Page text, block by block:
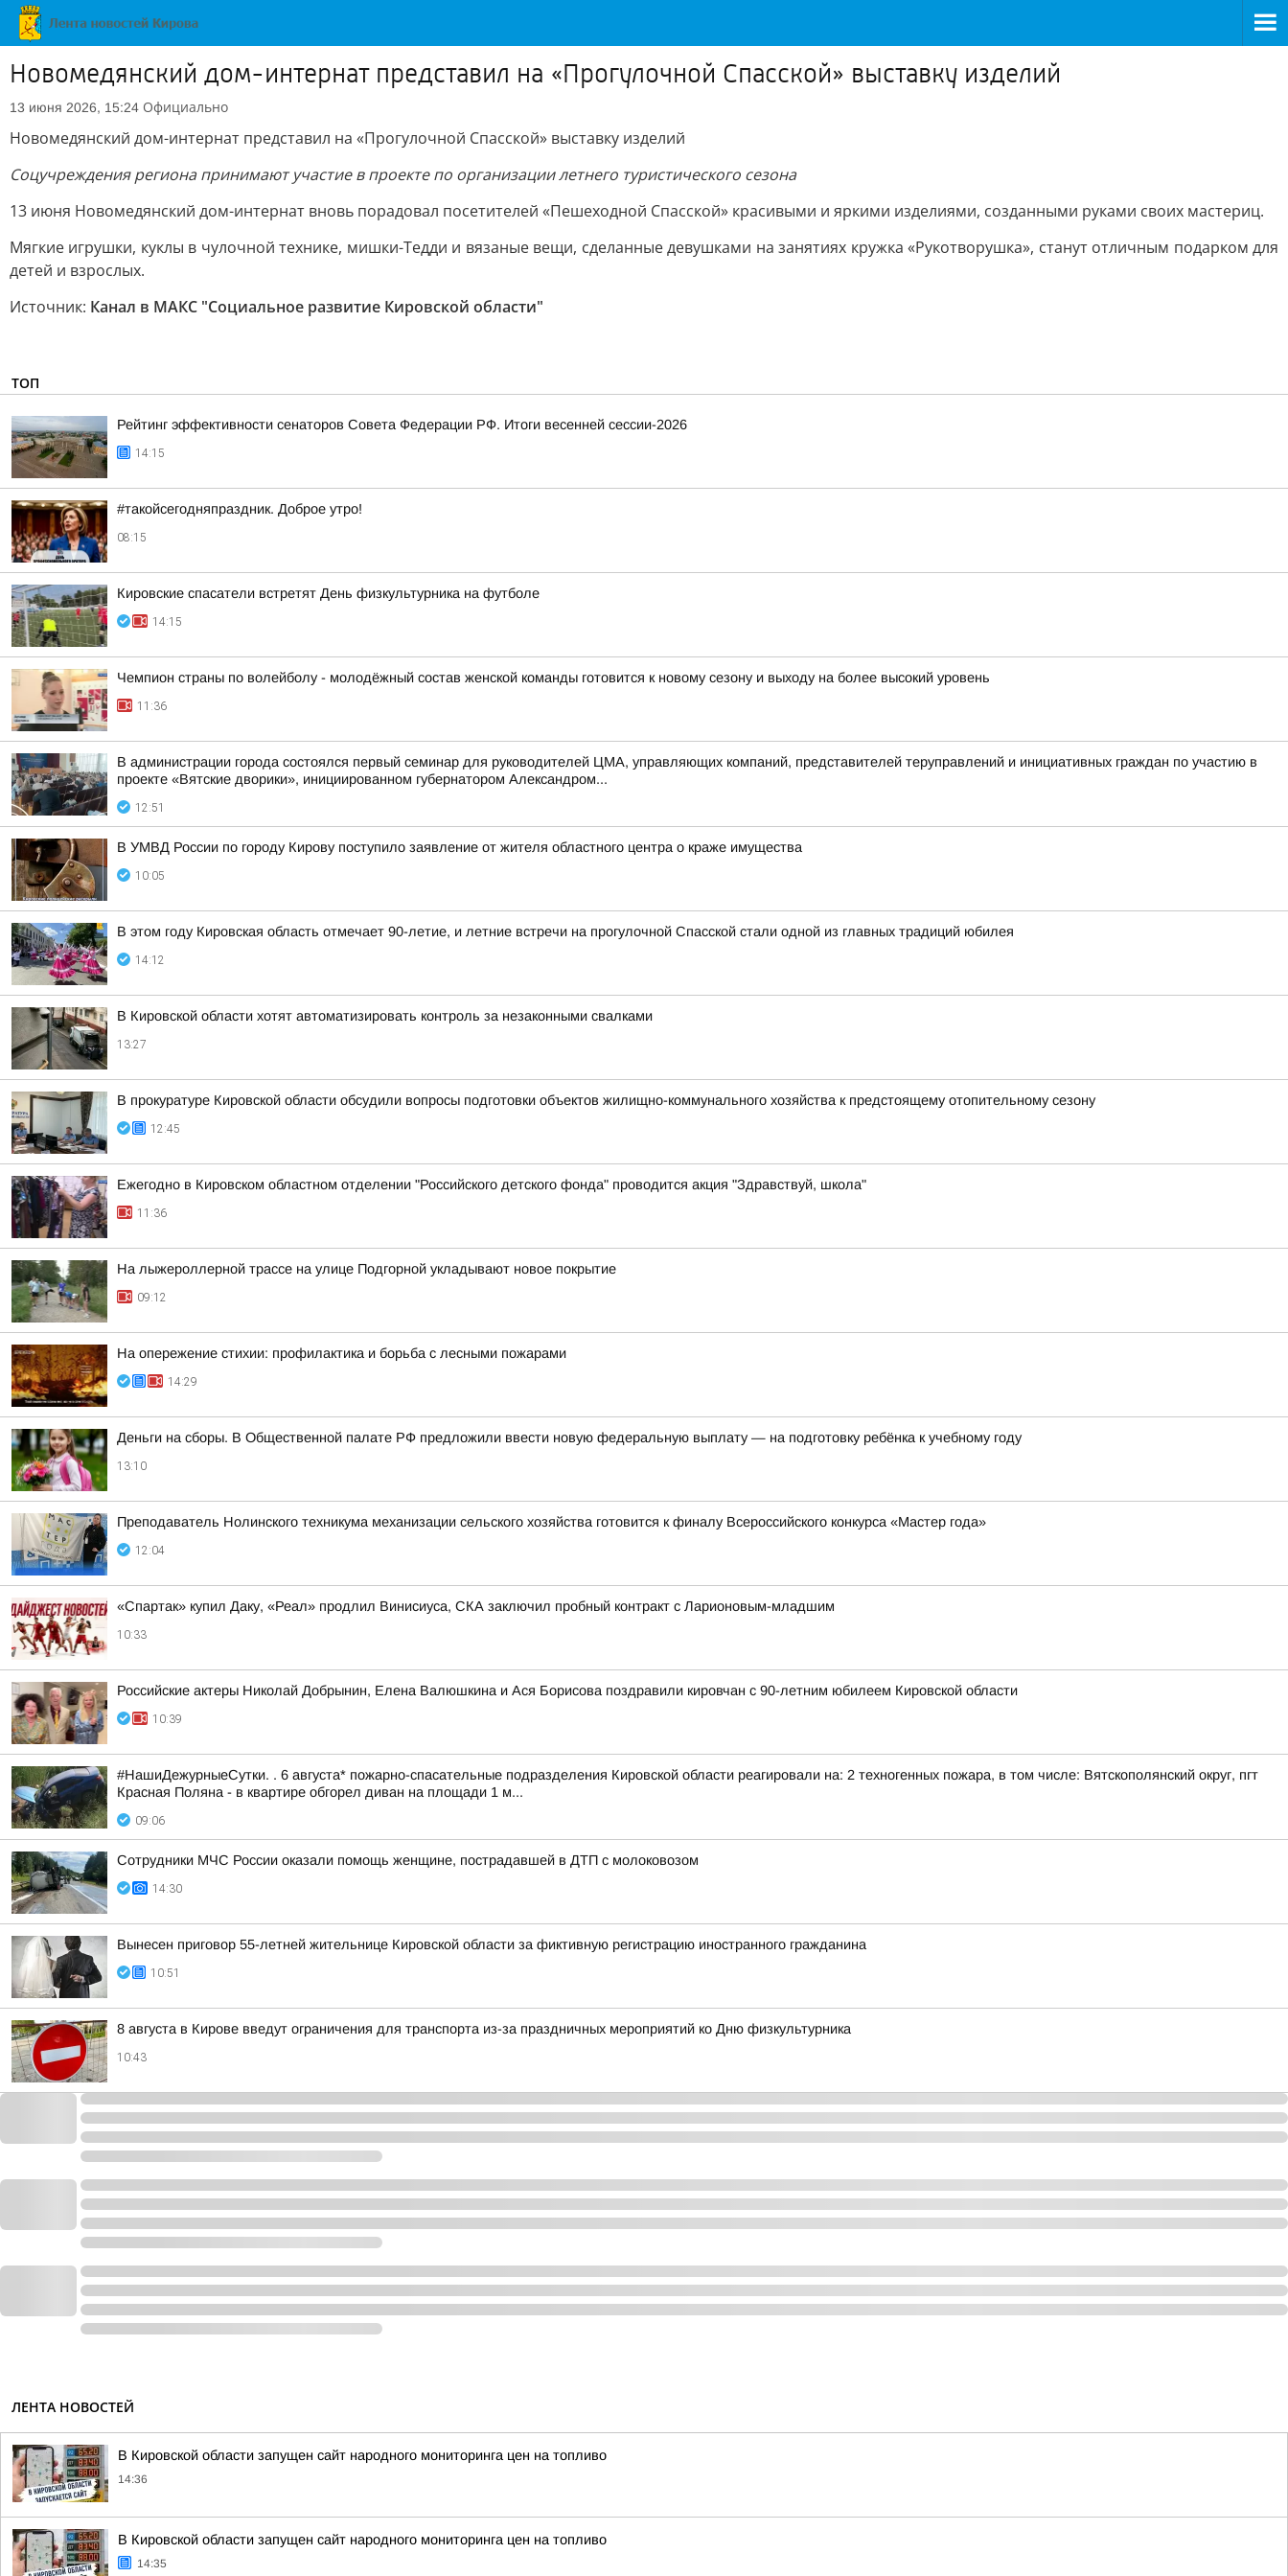
Новомедянский дом-интернат представил на «Прогулочной Спасской» выставку изделий
13 июня 2026, 15:24 Официально
Новомедянский дом-интернат представил на «Прогулочной Спасской» выставку изделий
Соцучреждения региона принимают участие в проекте по организации летнего туристического сезона
13 июня Новомедянский дом-интернат вновь порадовал посетителей «Пешеходной Спасской» красивыми и яркими изделиями, созданными руками своих мастериц.
Мягкие игрушки, куклы в чулочной технике, мишки-Тедди и вязаные вещи, сделанные девушками на занятиях кружка «Рукотворушка», станут отличным подарком для
детей и взрослых.
Источник: Канал в МАКС "Социальное развитие Кировской области"
ТОП
Рейтинг эффективности сенаторов Совета Федерации РФ. Итоги весенней сессии-2026
14:15
#такойсегодняпраздник. Доброе утро!
08:15
Кировские спасатели встретят День физкультурника на футболе
14:15
Чемпион страны по волейболу - молодёжный состав женской команды готовится к новому сезону и выходу на более высокий уровень
11:36
В администрации города состоялся первый семинар для руководителей ЦМА, управляющих компаний, представителей теруправлений и инициативных граждан по участию в
проекте «Вятские дворики», инициированном губернатором Александром...
12:51
В УМВД России по городу Кирову поступило заявление от жителя областного центра о краже имущества
10:05
В этом году Кировская область отмечает 90-летие, и летние встречи на прогулочной Спасской стали одной из главных традиций юбилея
14:12
В Кировской области хотят автоматизировать контроль за незаконными свалками
13:27
В прокуратуре Кировской области обсудили вопросы подготовки объектов жилищно-коммунального хозяйства к предстоящему отопительному сезону
12:45
Ежегодно в Кировском областном отделении "Российского детского фонда" проводится акция "Здравствуй, школа"
11:36
На лыжероллерной трассе на улице Подгорной укладывают новое покрытие
09:12
На опережение стихии: профилактика и борьба с лесными пожарами
14:29
Деньги на сборы. В Общественной палате РФ предложили ввести новую федеральную выплату — на подготовку ребёнка к учебному году
13:10
Преподаватель Нолинского техникума механизации сельского хозяйства готовится к финалу Всероссийского конкурса «Мастер года»
12:04
«Спартак» купил Даку, «Реал» продлил Винисиуса, СКА заключил пробный контракт с Ларионовым-младшим
10:33
Российские актеры Николай Добрынин, Елена Валюшкина и Ася Борисова поздравили кировчан с 90-летним юбилеем Кировской области
10:39
#НашиДежурныеСутки. . 6 августа* пожарно-спасательные подразделения Кировской области реагировали на: 2 техногенных пожара, в том числе: Вятскополянский округ, пгт
Красная Поляна - в квартире обгорел диван на площади 1 м...
09:06
Сотрудники МЧС России оказали помощь женщине, пострадавшей в ДТП с молоковозом
14:30
Вынесен приговор 55-летней жительнице Кировской области за фиктивную регистрацию иностранного гражданина
10:51
8 августа в Кирове введут ограничения для транспорта из-за праздничных мероприятий ко Дню физкультурника
10:43
ЛЕНТА НОВОСТЕЙ
В Кировской области запущен сайт народного мониторинга цен на топливо
14:36
В Кировской области запущен сайт народного мониторинга цен на топливо
14:35